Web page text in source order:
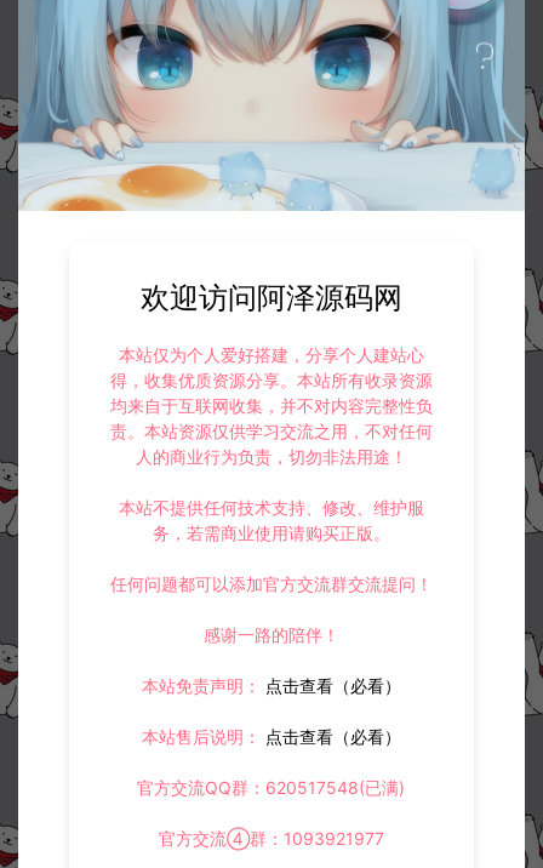
1.本站资源售价只是赞助，收取费用仅维持本站的日常运营所需。
若您需要商业运营或用于其他商业活动，请您购买正版授权并合法
3.如果本站有侵犯、不妥之处的资源，请在网站右边客服联系我们。
侵权联系邮箱：32838727@qq.com
阿泽源码网 战神引擎专区 战神引擎传奇三职业召唤宠物脚本
https://www.lyzwlkj.vip/6021/hybk/zszq/
冷雨泽ღ
下一篇：
欢迎访问阿泽源码网
本站仅为个人爱好搭建，分享个人建站心
得，收集优质资源分享。本站所有收录资源
均来自于互联网收集，并不对内容完整性负
责。本站资源仅供学习交流之用，不对任何
人的商业行为负责，切勿非法用途！
本站不提供任何技术支持、修改、维护服
务，若需商业使用请购买正版。
任何问题都可以添加官方交流群交流提问！
感谢一路的陪伴！
本站免责声明： 点击查看（必看）
本站售后说明： 点击查看（必看）
官方交流QQ群：620517548(已满)
官方交流④群：1093921977